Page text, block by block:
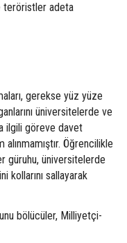
teröristler adeta
gerekse yüz yüze
üniversitelerde ve
ilgili göreve davet
Öğrencilikle
güruhu, üniversitelerde
kollarını sallayarak
bölücüler, Milliyetçi-